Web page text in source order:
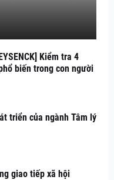
Kiểm tra 4
biến trong con người
triển của ngành Tâm lý
giao tiếp xã hội